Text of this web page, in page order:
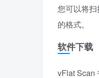
您可以将
的格式。
软件下载
vFlat Scan